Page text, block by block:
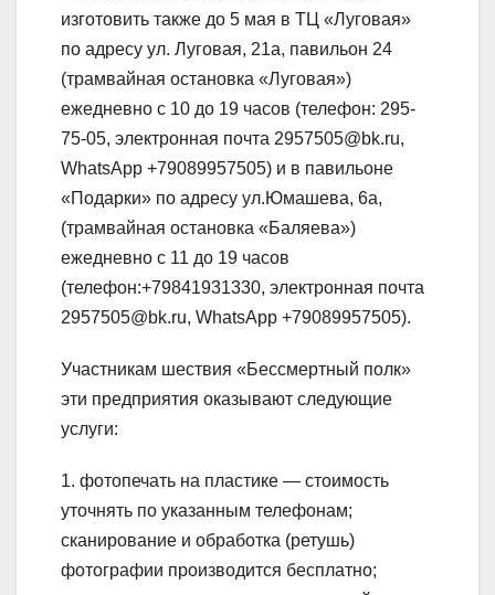
изготовить также до 5 мая в ТЦ «Луговая»
по адресу ул. Луговая, 21а, павильон 24
(трамвайная остановка «Луговая»)
ежедневно с 10 до 19 часов (телефон: 295-
75-05, электронная почта 2957505@bk.ru,
WhatsApp +79089957505) и в павильоне
«Подарки» по адресу ул.Юмашева, 6а,
(трамвайная остановка «Баляева»)
ежедневно с 11 до 19 часов
(телефон:+79841931330, электронная почта
2957505@bk.ru, WhatsApp +79089957505).
Участникам шествия «Бессмертный полк»
эти предприятия оказывают следующие
услуги:
1. фотопечать на пластике — стоимость
уточнять по указанным телефонам;
сканирование и обработка (ретушь)
фотографии производится бесплатно;